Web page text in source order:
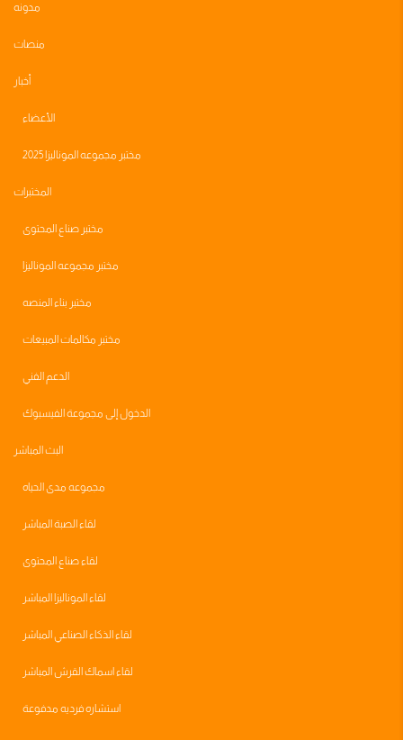
مدونه
منصات
أخبار
الأعضاء
مختبر مجموعه الموناليزا 2025
المختبرات
مختبر صناع المحتوى
مختبر مجموعه الموناليزا
مختبر بناء المنصه
مختبر مكالمات المبيعات
الدعم الفني
الدخول إلى مجموعة الفيسبوك
البث المباشر
مجموعه مدى الحياه
لقاء الصبة المباشر
لقاء صناع المحتوى
لقاء الموناليزا المباشر
لقاء الذكاء الصناعي المباشر
لقاء اسماك القرش المباشر
استشاره فرديه مدفوعة